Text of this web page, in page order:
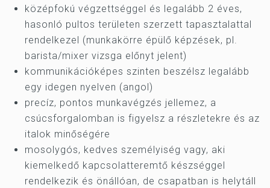
középfokú végzettséggel és legalább 2 éves,
hasonló pultos területen szerzett tapasztalattal
rendelkezel (munkakörre épülő képzések, pl.
barista/mixer vizsga előnyt jelent)
kommunikációképes szinten beszélsz legalább
egy idegen nyelven (angol)
precíz, pontos munkavégzés jellemez, a
csúcsforgalomban is figyelsz a részletekre és az
italok minőségére
mosolygós, kedves személyiség vagy, aki
kiemelkedő kapcsolatteremtő készséggel
rendelkezik és önállóan, de csapatban is helytáll